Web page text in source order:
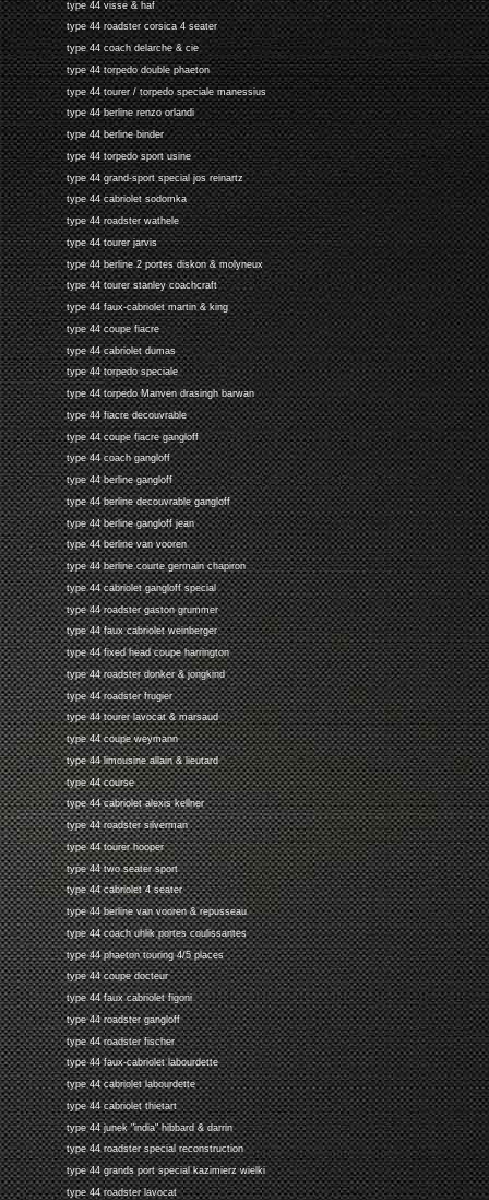
type 44 visse & haf
type 44 roadster corsica 4 seater
type 44 coach delarche & cie
type 44 torpedo double phaeton
type 44 tourer / torpedo speciale manessius
type 44 berline renzo orlandi
type 44 berline binder
type 44 torpedo sport usine
type 44 grand-sport special jos reinartz
type 44 cabriolet sodomka
type 44 roadster wathele
type 44 tourer jarvis
type 44 berline 2 portes diskon & molyneux
type 44 tourer stanley coachcraft
type 44 faux-cabriolet martin & king
type 44 coupe fiacre
type 44 cabriolet dumas
type 44 torpedo speciale
type 44 torpedo Manven drasingh barwan
type 44 fiacre decouvrable
type 44 coupe fiacre gangloff
type 44 coach gangloff
type 44 berline gangloff
type 44 berline decouvrable gangloff
type 44 berline gangloff jean
type 44 berline van vooren
type 44 berline courte germain chapiron
type 44 cabriolet gangloff special
type 44 roadster gaston grummer
type 44 faux cabriolet weinberger
type 44 fixed head coupe harrington
type 44 roadster donker & jongkind
type 44 roadster frugier
type 44 tourer lavocat & marsaud
type 44 coupe weymann
type 44 limousine allain & lieutard
type 44 course
type 44 cabriolet alexis kellner
type 44 roadster silverman
type 44 tourer hooper
type 44 two seater sport
type 44 cabriolet 4 seater
type 44 berline van vooren & repusseau
type 44 coach uhlik portes coulissantes
type 44 phaeton touring 4/5 places
type 44 coupe docteur
type 44 faux cabriolet figoni
type 44 roadster gangloff
type 44 roadster fischer
type 44 faux-cabriolet labourdette
type 44 cabriolet labourdette
type 44 cabriolet thietart
type 44 junek "india" hibbard & darrin
type 44 roadster special reconstruction
type 44 grands port special kazimierz wielki
type 44 roadster lavocat